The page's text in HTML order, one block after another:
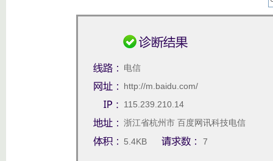
电信
http://m.baidu.com/
115.239.210.14
浙江省杭州市 百度网讯科技电信
5.4KB
7